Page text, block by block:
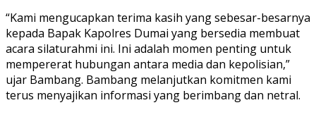
“Kami mengucapkan terima kasih yang sebesar-besarnya
kepada Bapak Kapolres Dumai yang bersedia membuat
acara silaturahmi ini. Ini adalah momen penting untuk
mempererat hubungan antara media dan kepolisian,”
ujar Bambang. Bambang melanjutkan komitmen kami
terus menyajikan informasi yang berimbang dan netral.